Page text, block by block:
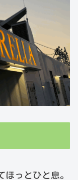
っとひと息。